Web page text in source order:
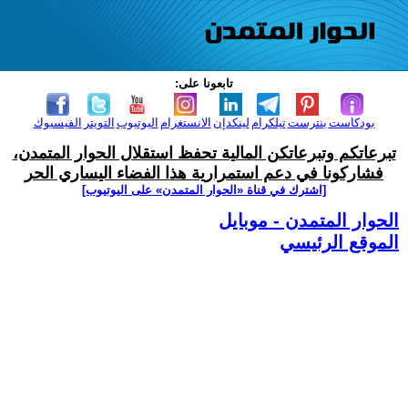
تابعونا على:
الفيسبوك التويتر اليوتيوب الانستغرام لينكدإن تيلكرامبنترست بودكاست
تبرعاتكم وتبرعاتكن المالية تحفظ استقلال الحوار المتمدن،
فشاركونا في دعم استمرارية هذا الفضاء اليساري الحر
[اشترك في قناة ‫«الحوار المتمدن» على اليوتيوب]
الحوار المتمدن - موبايل
الموقع الرئيسي